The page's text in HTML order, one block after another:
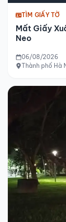
TÌM GIẤY TỜ
Mất Giấy
Neo
06/08/2026
Thành phố Hà